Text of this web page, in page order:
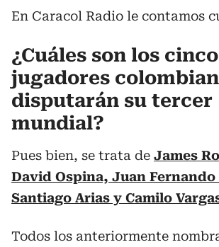
En Caracol Radio le contamos
¿Cuáles son los cinco
jugadores
disputarán su tercer
mundial?
Pues bien, se trata de James
David Ospina, Juan
Santiago Arias y Camilo
Todos los anteriormente